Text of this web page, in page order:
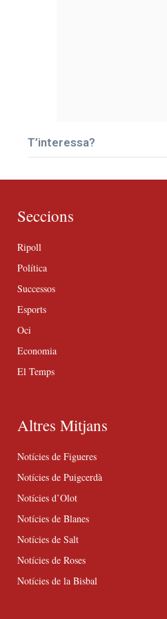
T’interessa?
Seccions
Ripoll
Política
Successos
Esports
Oci
Economia
El Temps
Altres Mitjans
Notícies de Figueres
Notícies de Puigcerdà
Notícies d’Olot
Notícies de Blanes
Notícies de Salt
Notícies de Roses
Notícies de la Bisbal